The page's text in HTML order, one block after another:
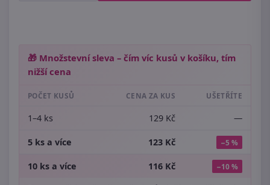
🎁 Množstevní sleva – čím víc kusů v košíku, tím
nižší cena
POČET KUSŮ CENA ZA KUS UŠETŘÍTE
1–4 ks 129 Kč —
5 ks a více 123 Kč −5 %
10 ks a více 116 Kč −10 %